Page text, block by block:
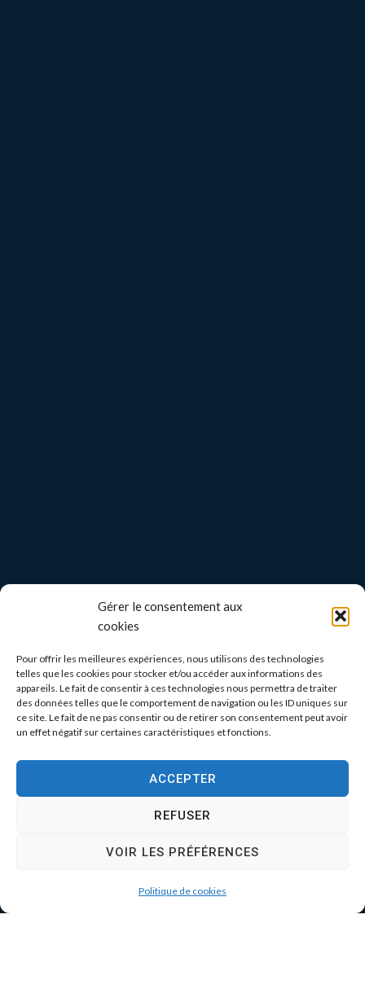
Gérer le consentement aux
cookies
Pour offrir les meilleures expériences, nous utilisons des technologies
telles que les cookies pour stocker et/ou accéder aux informations des
appareils. Le fait de consentir à ces technologies nous permettra de traiter
des données telles que le comportement de navigation ou les ID uniques sur
ce site. Le fait de ne pas consentir ou de retirer son consentement peut avoir
un effet négatif sur certaines caractéristiques et fonctions.
ACCEPTER
REFUSER
VOIR LES PRÉFÉRENCES
Politique de cookies